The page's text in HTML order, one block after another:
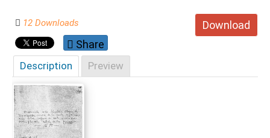
Download
12 Downloads
Share
Description Preview